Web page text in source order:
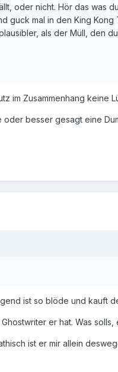
oder nicht. Hör das was
guck mal in den King
als der Müll, den
im Zusammenhang keine
besser gesagt eine
ist so blöde und kauft
er hat. Was solls,
ist er mir allein